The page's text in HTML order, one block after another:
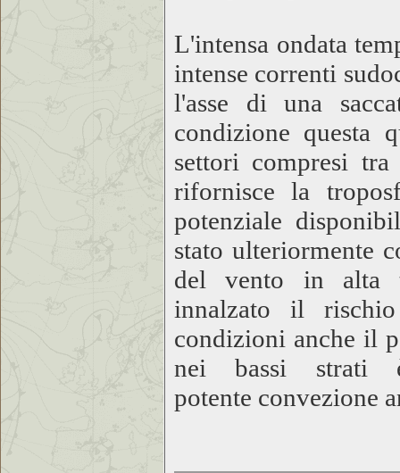
L'intensa ondata
intense correnti
l'asse di una
condizione questa
settori compresi
rifornisce la
potenziale
stato ulteriormente
del vento in alta
innalzato il
condizioni anche il
nei bassi strati
potente convezione